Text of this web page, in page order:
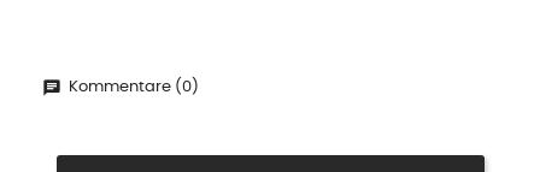
Kommentare (0)